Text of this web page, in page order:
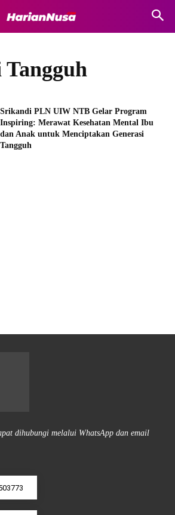
Tangguh
Srikandi PLN UIW NTB Gelar Program
Inspiring: Merawat Kesehatan Mental Ibu
dan Anak untuk Menciptakan Generasi
Tangguh
dihubungi melalui WhatsApp dan email